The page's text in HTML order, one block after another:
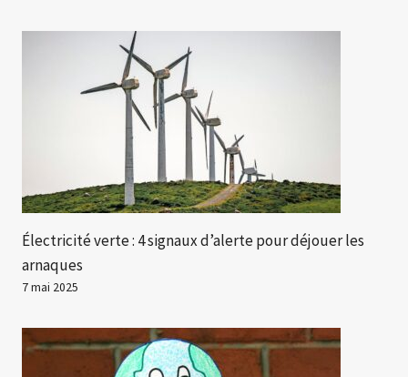
Électricité verte : 4 signaux d’alerte pour déjouer les
arnaques
7 mai 2025